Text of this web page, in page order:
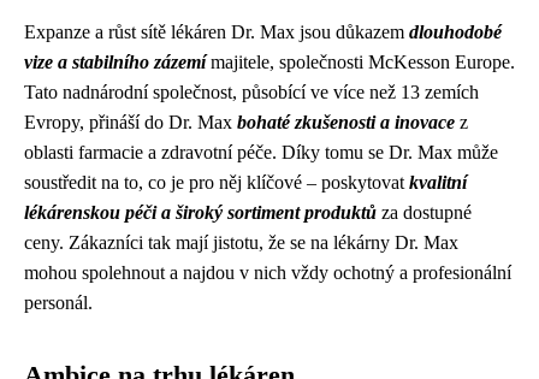
Expanze a růst sítě lékáren Dr. Max jsou důkazem dlouhodobé
vize a stabilního zázemímajitele, společnosti McKesson Europe.
Tato nadnárodní společnost, působící ve více než 13 zemích
Evropy, přináší do Dr. Max bohaté zkušenosti a inovace z
oblasti farmacie a zdravotní péče. Díky tomu se Dr. Max může
soustředit na to, co je pro něj klíčové – poskytovat kvalitní
lékárenskou péči a široký sortiment produktů za dostupné
ceny. Zákazníci tak mají jistotu, že se na lékárny Dr. Max
mohou spolehnout a najdou v nich vždy ochotný a profesionální
personál.